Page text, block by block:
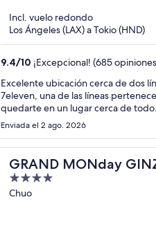
Incl. vuelo redondo
Los Ángeles (LAX) a Tokio (HND)
9.4/10 ¡Excepcional! (685
Excelente ubicación cerca de dos
7eleven, una de las líneas
quedarte en un lugar cerca de
quedarme. Viaje con mi esposa y
Enviada el 2 ago. 2026
GRAND MONday
4
out
Chuo